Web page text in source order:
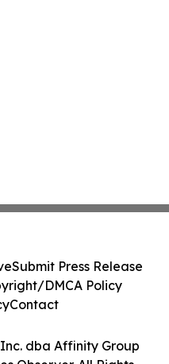
dba Affinity Group
Submit Press Release
DMCA Policy
Contact